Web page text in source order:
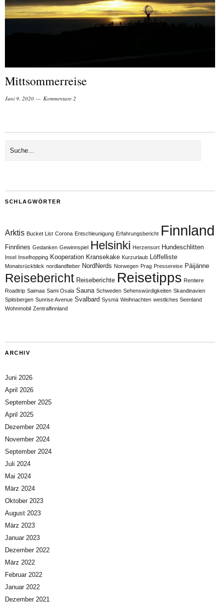
Mittsommerreise
Juni 9, 2020 Kommentare 2
SCHLAGWÖRTER
Arktis Bucket List Corona Entschleunigung Erfahrungsbericht Finnland
Finnlines Gedanken Gewinnspiel Helsinki Herzensort Hundeschlitten
Insel Inselhopping Kooperation Kransekake Kurzurlaub Löffelliste
Monatsrückblick nordlandfieber NordNerds Norwegen Prag Pressereise Päijänne
Reisebericht Reiseberichte Reisetipps Rentiere
Roadtrip Saimaa Sami Osala Sauna Schweden Sehenswürdigkeiten Skandinavien
Spitsbergen Sunrise Avenue Svalbard Sysmä Weihnachten westliches Seenland
Wohnmobil Zentralfinnland
ARCHIV
Juni 2026
April 2026
September 2025
April 2025
Dezember 2024
November 2024
September 2024
Juli 2024
Mai 2024
März 2024
Oktober 2023
August 2023
März 2023
Januar 2023
Dezember 2022
März 2022
Februar 2022
Januar 2022
Dezember 2021